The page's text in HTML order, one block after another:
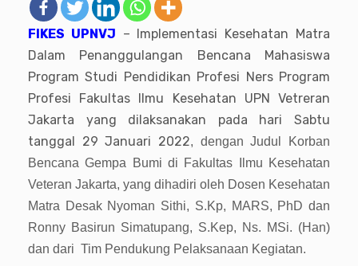
FIKES UPNVJ – Implementasi Kesehatan Matra
Dalam Penanggulangan Bencana Mahasiswa
Program Studi Pendidikan Profesi Ners Program
Profesi Fakultas Ilmu Kesehatan UPN Vetreran
Jakarta yang dilaksanakan pada hari Sabtu
tanggal 29 Januari 2022, dengan Judul Korban
Bencana Gempa Bumi di Fakultas Ilmu Kesehatan
Veteran Jakarta, yang dihadiri oleh Dosen Kesehatan
Matra Desak Nyoman Sithi, S.Kp, MARS, PhD dan
Ronny Basirun Simatupang, S.Kep, Ns. MSi. (Han)
dan dari Tim Pendukung Pelaksanaan Kegiatan.